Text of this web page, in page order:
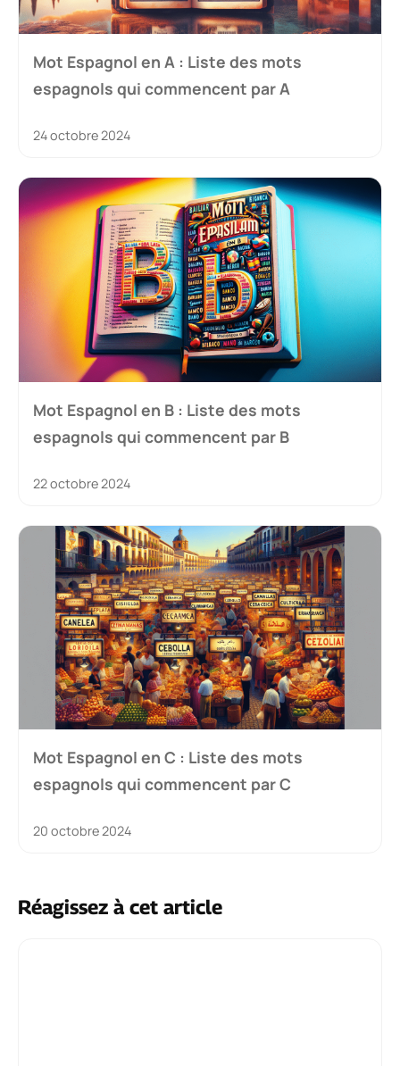
Mot Espagnol en A : Liste des mots
espagnols qui commencent par A
24 octobre 2024
Mot Espagnol en B : Liste des mots
espagnols qui commencent par B
22 octobre 2024
Mot Espagnol en C : Liste des mots
espagnols qui commencent par C
20 octobre 2024
Réagissez à cet article